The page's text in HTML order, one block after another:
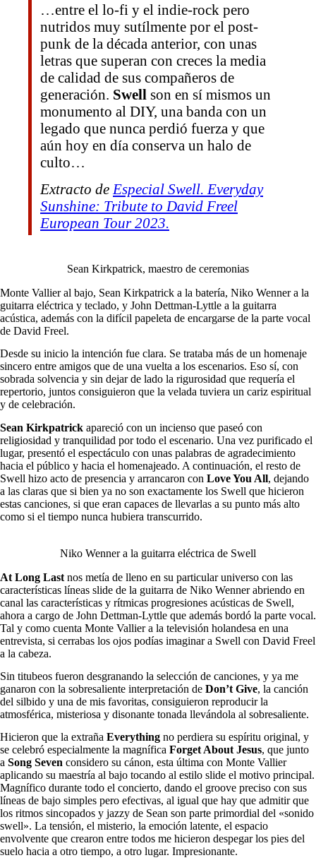
…entre el lo-fi y el indie-rock pero
nutridos muy sutílmente por el post-
punk de la década anterior, con unas
letras que superan con creces la media
de calidad de sus compañeros de
generación. Swell son en sí mismos un
monumento al DIY, una banda con un
legado que nunca perdió fuerza y que
aún hoy en día conserva un halo de
culto…
Extracto de Especial Swell. Everyday
Sunshine: Tribute to David Freel
European Tour 2023.
Sean Kirkpatrick, maestro de ceremonias
Monte Vallier al bajo, Sean Kirkpatrick a la batería, Niko Wenner a la
guitarra eléctrica y teclado, y John Dettman-Lyttle a la guitarra
acústica, además con la difícil papeleta de encargarse de la parte vocal
de David Freel.
Desde su inicio la intención fue clara. Se trataba más de un homenaje
sincero entre amigos que de una vuelta a los escenarios. Eso sí, con
sobrada solvencia y sin dejar de lado la rigurosidad que requería el
repertorio, juntos consiguieron que la velada tuviera un cariz espiritual
y de celebración.
Sean Kirkpatrick apareció con un incienso que paseó con
religiosidad y tranquilidad por todo el escenario. Una vez purificado el
lugar, presentó el espectáculo con unas palabras de agradecimiento
hacia el público y hacia el homenajeado. A continuación, el resto de
Swell hizo acto de presencia y arrancaron con Love You All, dejando
a las claras que si bien ya no son exactamente los Swell que hicieron
estas canciones, si que eran capaces de llevarlas a su punto más alto
como si el tiempo nunca hubiera transcurrido.
Niko Wenner a la guitarra eléctrica de Swell
At Long Last nos metía de lleno en su particular universo con las
características líneas slide de la guitarra de Niko Wenner abriendo en
canal las características y rítmicas progresiones acústicas de Swell,
ahora a cargo de John Dettman-Lyttle que además bordó la parte vocal.
Tal y como cuenta Monte Vallier a la televisión holandesa en una
entrevista, si cerrabas los ojos podías imaginar a Swell con David Freel
a la cabeza.
Sin titubeos fueron desgranando la selección de canciones, y ya me
ganaron con la sobresaliente interpretación de Don’t Give, la canción
del silbido y una de mis favoritas, consiguieron reproducir la
atmosférica, misteriosa y disonante tonada llevándola al sobresaliente.
Hicieron que la extraña Everything no perdiera su espíritu original, y
se celebró especialmente la magnífica Forget About Jesus, que junto
a Song Seven considero su cánon, esta última con Monte Vallier
aplicando su maestría al bajo tocando al estilo slide el motivo principal.
Magnífico durante todo el concierto, dando el groove preciso con sus
líneas de bajo simples pero efectivas, al igual que hay que admitir que
los ritmos sincopados y jazzy de Sean son parte primordial del «sonido
swell». La tensión, el misterio, la emoción latente, el espacio
envolvente que crearon entre todos me hicieron despegar los pies del
suelo hacia a otro tiempo, a otro lugar. Impresionante.